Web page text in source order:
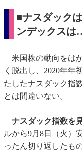
■ナスダック
ンデックス
米国株の動向をは
く脱出し、2020年年
たしたナスダック指
とは間違いない。
ナスダック指数を
ルから9月8日（火）
ったん切り返したも